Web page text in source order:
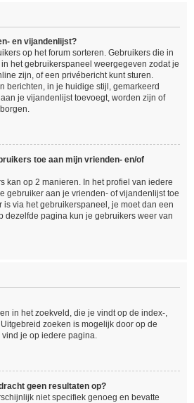
en vijandenlijst?
op het forum sorteren. Gebruikers die in
het gebruikerspaneel weergegeven zodat je
zijn, of een privébericht kunt sturen.
berichten, in je huidige stijl, gemarkeerd
je vijandenlijst toevoegt, worden zijn of
toe aan mijn vrienden- en/of
kan op 2 manieren. In het profiel van iedere
gebruiker aan je vrienden- of vijandenlijst toe
is via het gebruikerspaneel, je moet dan een
dezelfde pagina kun je gebruikers weer van
in het zoekveld, die je vindt op de index-,
zoeken is mogelijk door op de
je op iedere pagina.
geen resultaten op?
niet specifiek genoeg en bevatte